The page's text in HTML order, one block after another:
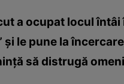
a ocupat locul
şi le pune la
să distrugă